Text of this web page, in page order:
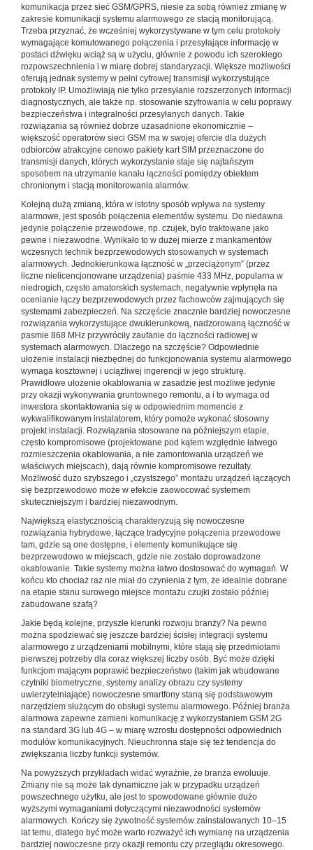
komunikacja przez sieć GSM/GPRS, niesie za sobą również zmianę w
zakresie komunikacji systemu alarmowego ze stacją monitorującą.
Trzeba przyznać, że wcześniej wykorzystywane w tym celu protokoły
wymagające komutowanego połączenia i przesyłające informację w
postaci dźwięku wciąż są w użyciu, głównie z powodu ich szerokiego
rozpowszechnienia i w miarę dobrej standaryzacji. Większe możliwości
oferują jednak systemy w pełni cyfrowej transmisji wykorzystujące
protokoły IP. Umożliwiają nie tylko przesyłanie rozszerzonych informacji
diagnostycznych, ale także np. stosowanie szyfrowania w celu poprawy
bezpieczeństwa i integralności przesyłanych danych. Takie
rozwiązania są również dobrze uzasadnione ekonomicznie –
większość operatorów sieci GSM ma w swojej ofercie dla dużych
odbiorców atrakcyjne cenowo pakiety kart SIM przeznaczone do
transmisji danych, których wykorzystanie staje się najtańszym
sposobem na utrzymanie kanału łączności pomiędzy obiektem
chronionym i stacją monitorowania alarmów.
Kolejną dużą zmianą, która w istotny sposób wpływa na systemy
alarmowe, jest sposób połączenia elementów systemu. Do niedawna
jedynie połączenie przewodowe, np. czujek, było traktowane jako
pewne i niezawodne. Wynikało to w dużej mierze z mankamentów
wczesnych technik bezprzewodowych stosowanych w systemach
alarmowych. Jednokierunkowa łączność w „przeciążonym” (przez
liczne nielicencjonowane urządzenia) paśmie 433 MHz, popularna w
niedrogich, często amatorskich systemach, negatywnie wpłynęła na
ocenianie łączy bezprzewodowych przez fachowców zajmujących się
systemami zabezpieczeń. Na szczęście znacznie bardziej nowoczesne
rozwiązania wykorzystujące dwukierunkową, nadzorowaną łączność w
pasmie 868 MHz przywróciły zaufanie do łączności radiowej w
systemach alarmowych. Dlaczego na szczęście? Odpowiednie
ułożenie instalacji niezbędnej do funkcjonowania systemu alarmowego
wymaga kosztownej i uciążliwej ingerencji w jego strukturę.
Prawidłowe ułożenie okablowania w zasadzie jest możliwe jedynie
przy okazji wykonywania gruntownego remontu, a i to wymaga od
inwestora skontaktowania się w odpowiednim momencie z
wykwalifikowanym instalatorem, który pomoże wykonać stosowny
projekt instalacji. Rozwiązania stosowane na późniejszym etapie,
często kompromisowe (projektowane pod kątem względnie łatwego
rozmieszczenia okablowania, a nie zamontowania urządzeń we
właściwych miejscach), dają równie kompromisowe rezultaty.
Możliwość dużo szybszego i „czystszego” montażu urządzeń łączących
się bezprzewodowo może w efekcie zaowocować systemem
skuteczniejszym i bardziej niezawodnym.
Największą elastycznością charakteryzują się nowoczesne
rozwiązania hybrydowe, łączące tradycyjne połączenia przewodowe
tam, gdzie są one dostępne, i elementy komunikujące się
bezprzewodowo w miejscach, gdzie nie zostało doprowadzone
okablowanie. Takie systemy można łatwo dostosować do wymagań. W
końcu kto chociaż raz nie miał do czynienia z tym, że idealnie dobrane
na etapie stanu surowego miejsce montażu czujki zostało później
zabudowane szafą?
Jakie będą kolejne, przyszłe kierunki rozwoju branży? Na pewno
można spodziewać się jeszcze bardziej ścisłej integracji systemu
alarmowego z urządzeniami mobilnymi, które stają się przedmiotami
pierwszej potrzeby dla coraz większej liczby osób. Być może dzięki
funkcjom mającym poprawić bezpieczeństwo (takim jak wbudowane
czytniki biometryczne, systemy analizy obrazu czy systemy
uwierzytelniające) nowoczesne smartfony staną się podstawowym
narzędziem służącym do obsługi systemu alarmowego. Później branża
alarmowa zapewne zamieni komunikację z wykorzystaniem GSM 2G
na standard 3G lub 4G – w miarę wzrostu dostępności odpowiednich
modułów komunikacyjnych. Nieuchronna staje się też tendencja do
zwiększania liczby funkcji systemów.
Na powyższych przykładach widać wyraźnie, że branża ewoluuje.
Zmiany nie są może tak dynamiczne jak w przypadku urządzeń
powszechnego użytku, ale jest to spowodowane głównie dużo
wyższymi wymaganiami dotyczącymi niezawodności systemów
alarmowych. Kończy się żywotność systemów zainstalowanych 10–15
lat temu, dlatego być może warto rozważyć ich wymianę na urządzenia
bardziej nowoczesne przy okazji remontu czy przeglądu okresowego.